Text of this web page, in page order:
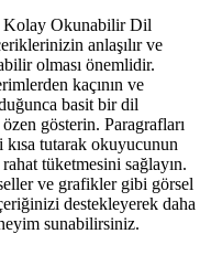
Kolay Okunabilir Dil
anlaşılır ve
olması önemlidir.
kaçının ve
basit bir dil
gösterin. Paragrafları
kısa tutarak okuyucunun
tüketmesini sağlayın.
ve grafikler gibi görsel
destekleyerek daha
sunabilirsiniz.